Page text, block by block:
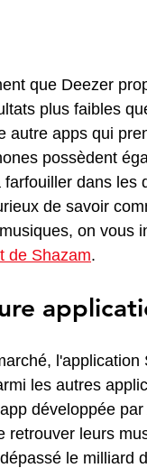
que Deezer
plus faibles
autre apps qui
possèdent
farfouiller dans les
de savoir
on vous
de Shazam.
les autres
développée
retrouver leurs
le milliard